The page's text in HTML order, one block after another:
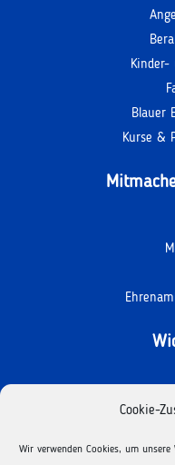
Cookie-
Wir verwenden Cookies, um
Kinder-
Blauer
Kurse &